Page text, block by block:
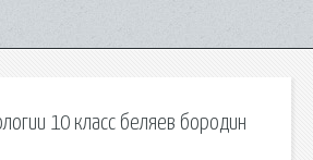
10 класс беляев бородин